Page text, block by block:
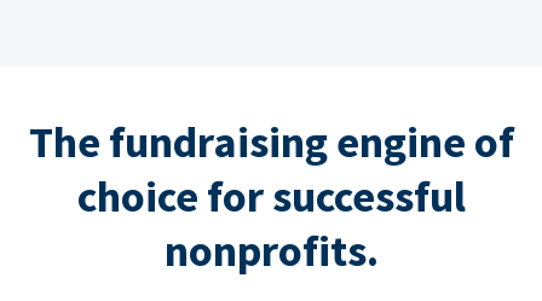
The fundraising engine of
choice for successful
nonprofits.